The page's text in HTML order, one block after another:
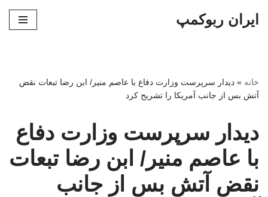
ایران ربوکمپ
خانه » دیدار سرپرست وزارت دفاع با عاصم منیر/ ابن رضا تبعات نقض
آتش بس از جانب آمریکا را تشریح کرد
دیدار سرپرست وزارت دفاع
با عاصم منیر/ ابن رضا تبعات
نقض آتش بس از جانب